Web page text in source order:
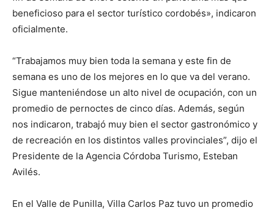
beneficioso para el sector turístico cordobés», indicaron
oficialmente.
“Trabajamos muy bien toda la semana y este fin de
semana es uno de los mejores en lo que va del verano.
Sigue manteniéndose un alto nivel de ocupación, con un
promedio de pernoctes de cinco días. Además, según
nos indicaron, trabajó muy bien el sector gastronómico y
de recreación en los distintos valles provinciales”, dijo el
Presidente de la Agencia Córdoba Turismo, Esteban
Avilés.
En el Valle de Punilla, Villa Carlos Paz tuvo un promedio